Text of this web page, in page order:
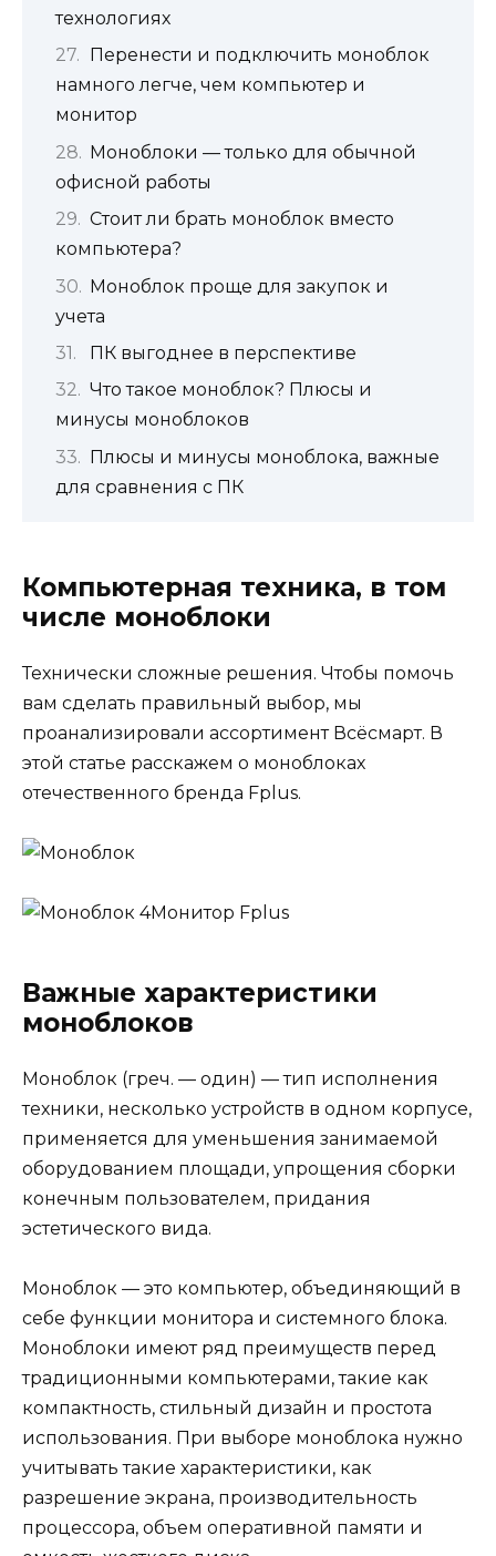
технологиях
Перенести и подключить моноблок
намного легче, чем компьютер и
монитор
Моноблоки — только для обычной
офисной работы
Стоит ли брать моноблок вместо
компьютера?
Моноблок проще для закупок и
учета
ПК выгоднее в перспективе
Что такое моноблок? Плюсы и
минусы моноблоков
Плюсы и минусы моноблока, важные
для сравнения с ПК
Компьютерная техника, в том
числе моноблоки
Технически сложные решения. Чтобы помочь
вам сделать правильный выбор, мы
проанализировали ассортимент Всёсмарт. В
этой статье расскажем о моноблоках
отечественного бренда Fplus.
Важные характеристики
моноблоков
Моноблок (греч. — один) — тип исполнения
техники, несколько устройств в одном корпусе,
применяется для уменьшения занимаемой
оборудованием площади, упрощения сборки
конечным пользователем, придания
эстетического вида.
Моноблок — это компьютер, объединяющий в
себе функции монитора и системного блока.
Моноблоки имеют ряд преимуществ перед
традиционными компьютерами, такие как
компактность, стильный дизайн и простота
использования. При выборе моноблока нужно
учитывать такие характеристики, как
разрешение экрана, производительность
процессора, объем оперативной памяти и